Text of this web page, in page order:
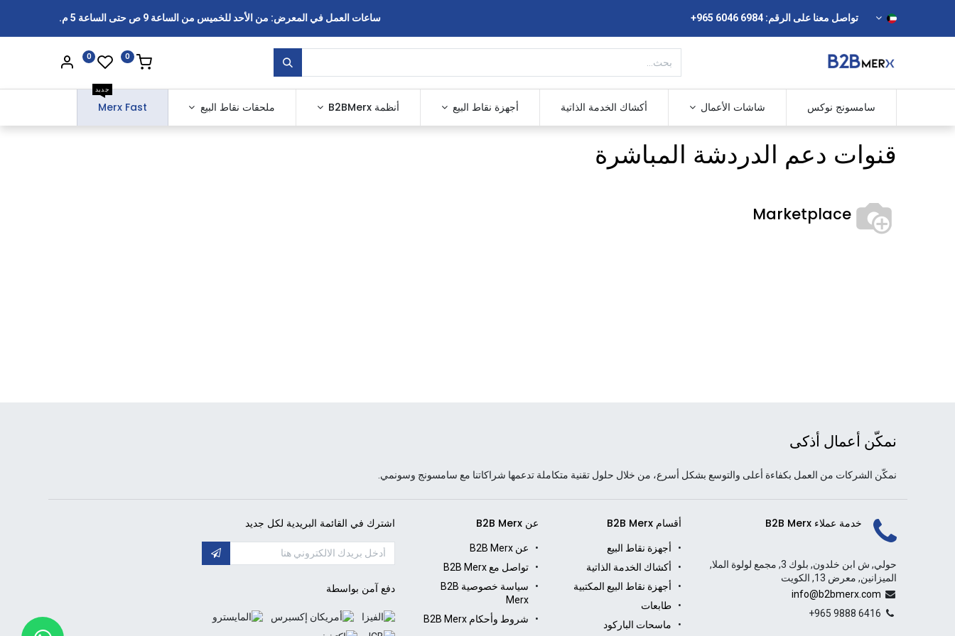
تواصل معنا على الرقم: ⁦+965 6046 6984⁩ ساعات العمل في المعرض: من الأحد للخميس من الساعة 9 ص حتى الساعة 5 م.
0
0
سامسونج نوكس شاشات الأعمال أكشاك الخدمة الذاتية أجهزة نقاط البيع أنظمة B2BMerx ملحقات نقاط البيع Merx Fast
جديد
قنوات دعم الدردشة المباشرة
Marketplace
نمكّن أعمال أذكى
نمكّن الشركات من العمل بكفاءة أعلى والتوسع بشكل أسرع، من خلال حلول تقنية متكاملة تدعمها شراكاتنا مع سامسونج وسونمي.
خدمة عملاء B2B Merx
حولي, ش ابن خلدون, بلوك 3, مجمع لولوة الملا,
الميزانين, معرض 13, الكويت
info@b2bmerx.com
+965 9888 6416
أقسام B2B Merx
أجهزة نقاط البيع
أكشاك الخدمة الذاتية
أجهزة نقاط البيع المكتبية
طابعات
ماسحات الباركود
عن B2B Merx
عن B2B Merx
تواصل مع B2B Merx
سياسة خصوصية B2B
Merx
شروط وأحكام B2B Merx
اشترك في القائمة البريدية لكل جديد
دفع آمن بواسطة